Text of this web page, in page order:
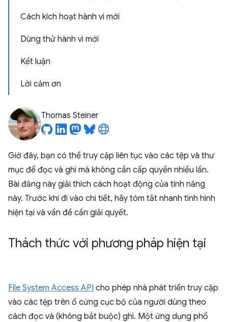
Cách kích hoạt hành vi mới
Dùng thử hành vi mới
Kết luận
Lời cảm ơn
Thomas Steiner
Giờ đây, bạn có thể truy cập liên tục vào các tệp và thư
mục để đọc và ghi mà không cần cấp quyền nhiều lần.
Bài đăng này giải thích cách hoạt động của tính năng
này. Trước khi đi vào chi tiết, hãy tóm tắt nhanh tình hình
hiện tại và vấn đề cần giải quyết.
Thách thức với phương pháp hiện tại
File System Access API cho phép nhà phát triển truy cập
vào các tệp trên ổ cứng cục bộ của người dùng theo
cách đọc và (không bắt buộc) ghi. Một ứng dụng phổ